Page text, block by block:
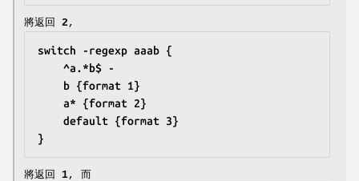
將返回 2 ,
switch -regexp aaab {
	^a.*b$ -
	b {format 1}
	a* {format 2}
	default {format 3}
}
將返回 1, 而